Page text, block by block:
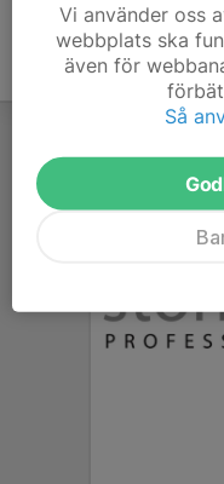
Vi använder oss
webbplats ska
även för
Så